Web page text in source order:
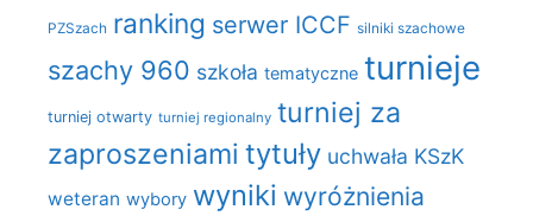
PZSzach ranking serwer ICCF silniki szachowe
szachy 960 szkoła tematyczne turnieje
turniej otwarty turniej regionalny turniej za
zaproszeniami tytuły uchwała KSzK
weteran wybory wyniki wyróżnienia